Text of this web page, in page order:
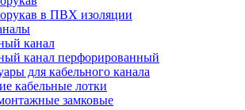
в ПВХ изоляции
канал
канал перфорированный
для кабельного канала
кабельные лотки
замковые